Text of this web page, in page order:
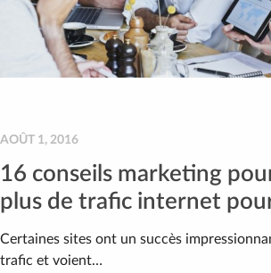
AOÛT 1, 2016
16 conseils marketing
plus de trafic internet
Certaines sites ont un succès
trafic et voient…